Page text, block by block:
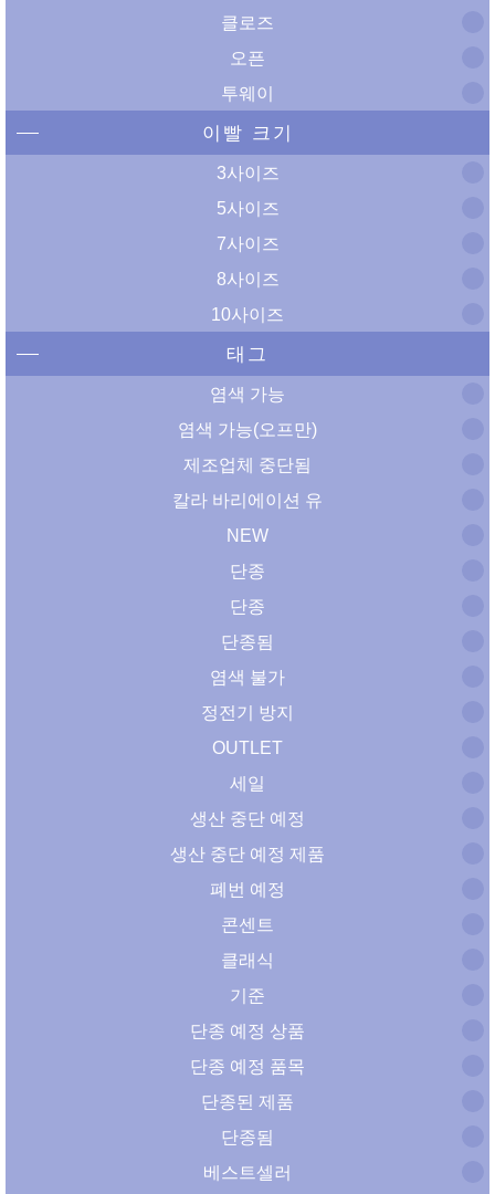
클로즈
오픈
투웨이
이빨 크기
3사이즈
5사이즈
7사이즈
8사이즈
10사이즈
태그
염색 가능
염색 가능(오프만)
제조업체 중단됨
칼라 바리에이션 유
NEW
단종
단종
단종됨
염색 불가
정전기 방지
OUTLET
세일
생산 중단 예정
생산 중단 예정 제품
폐번 예정
콘센트
클래식
기준
단종 예정 상품
단종 예정 품목
단종된 제품
단종됨
베스트셀러